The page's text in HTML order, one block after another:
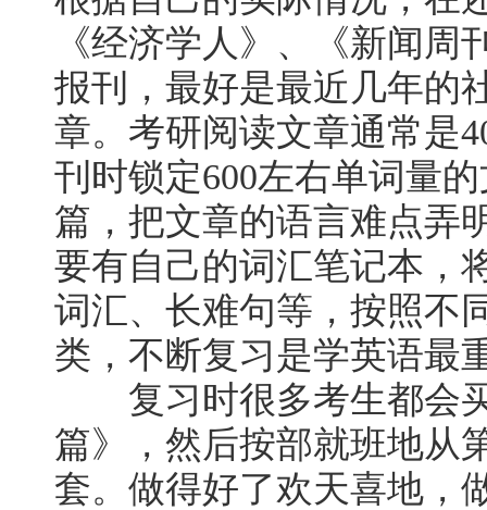
《经济学人》、《新闻
报刊，最好是最近几年的
章。考研阅读文章通常是
刊时锁定600左右单词量
篇，把文章的语言难点弄
要有自己的词汇笔记本，
词汇、长难句等，按照不
类，不断复习是学英语最
复习时很多考生都会
篇》，然后按部就班地从
套。做得好了欢天喜地，